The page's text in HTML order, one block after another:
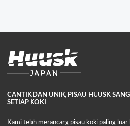
CANTIK DAN UNIK, PISAU HUUSK
SETIAP KOKI
Kami telah merancang pisau koki paling luar